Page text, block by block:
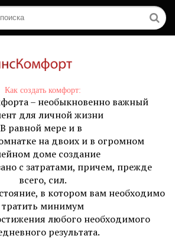
Как создать комфорт:
– необыкновенно важный
для личной жизни
равной мере и в
на двоих и в огромном
доме создание
с затратами, причем, прежде
всего, сил.
в котором вам необходимо
тратить минимум
любого необходимого
результата.